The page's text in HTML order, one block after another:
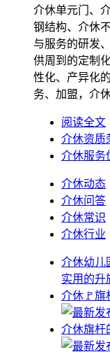
介休单元门、
钢结构、介休
与服务的研发
供周到的定制
性化、产异化
务、加盟，介
阅读全文
介休资质
介休服务
介休动态
介休问答
介休常识
介休行业
介休幼儿
实用的升
介休🚩旗
介休旗杆